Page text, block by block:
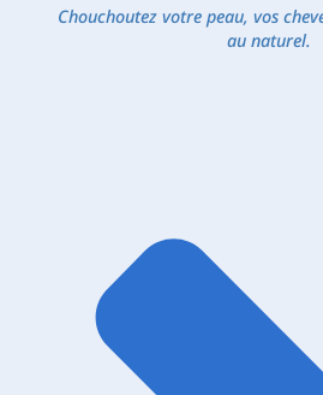
Chouchoutez votre peau, vos
au naturel.